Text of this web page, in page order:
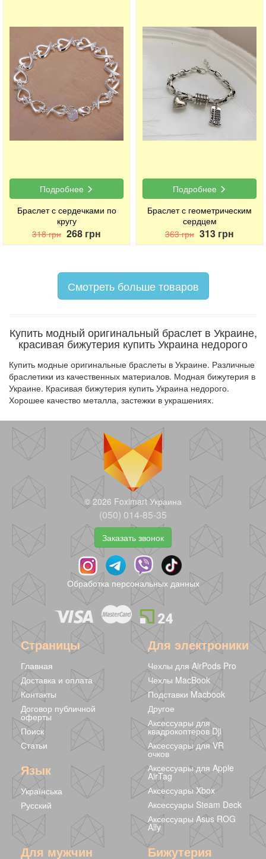
Подробнее
Браслет с сердечками по
кругу
318 грн 268 грн
Подробнее
Браслет с геометрическим
сердцем
363 грн 313 грн
Смотреть больше товаров
Купить модный оригинальный браслет в Украине,
красивая бижутерия купить Украина недорого
Купить модные оригинальные браслеты в Украине. Различные
браслетики из качественных материалов. Модная бижутерия в
Украине. Красивая бижутерия купить Украина недорого.
Хорошее качество металла, застежки в украшениях.
© 2026 Foximart Украина
(050) 014-85-35
Заказать звонок
Обработка персональных данных
Страницы
Главная
Доставка и оплата
Контакты
Договор публичной
оферты
Поиск
Статьи
Язык
Українська
Русский
Для электроники
Чехлы для AirPods Pro
Чехлы MacBook
Подставки Macbook
Другое
Аксессуары для
квадрокоптеров Dji
Аксессуары для VR
очков
Аксессуары для Apple
AirTag
Аксессуары Xbox
Аксессуары Steam Deck
Аксессуары Asus ROG
Ally
Для мужчин Бижутерия